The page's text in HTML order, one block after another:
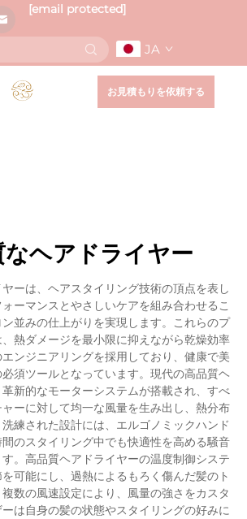
[email protected]
JA
お見積もりを依頼する
なヘアドライヤー
ーは、ヘアスタイリング技術の頂点を表し
ーマンスとやさしいケアを組み合わせるこ
並みの仕上がりを実現します。これらのプ
熱ダメージを最小限に抑えながら乾燥効率
ンジニアリングを採用しており、健康で美
須ツールとなっています。現代の高品質ヘ
新的なモーターシステムが搭載され、すべ
ーに対して均一な風量を生み出し、熱分布
練された設計には、エルゴノミックハンド
のスタイリング中でも快適性を高める騒音
。高品質ヘアドライヤーの温度制御システ
可能にし、過熱によるもろく傷んだ髪のト
数の風速設定により、風量の強さをカスタ
は自身の髪の状態やスタイリングの好みに